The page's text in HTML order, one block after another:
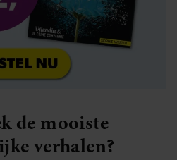
de mooiste
verhalen?